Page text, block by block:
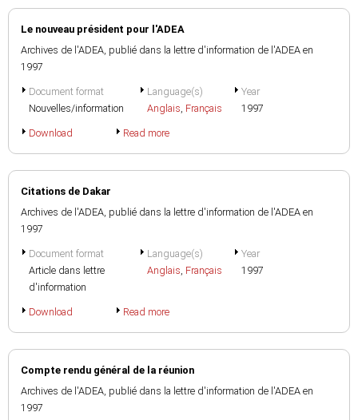
Le nouveau président pour l'ADEA
Archives de l'ADEA, publié dans la lettre d'information de l'ADEA en
1997
Document format
Nouvelles/information
Language(s)
Anglais, Français
Year
1997
Download Read more
Citations de Dakar
Archives de l'ADEA, publié dans la lettre d'information de l'ADEA en
1997
Document format
Article dans lettre
d'information
Language(s)
Anglais, Français
Year
1997
Download Read more
Compte rendu général de la réunion
Archives de l'ADEA, publié dans la lettre d'information de l'ADEA en
1997